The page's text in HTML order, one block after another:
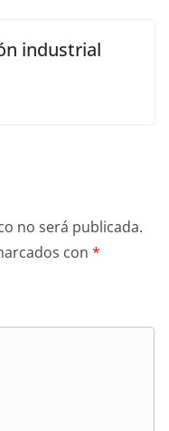
industrial
no será publicada.
con *